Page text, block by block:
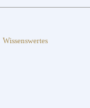
Wissenswertes